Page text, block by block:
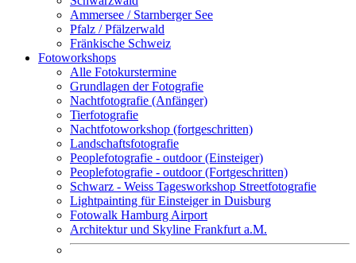
Ammersee / Starnberger See
Pfalz / Pfälzerwald
Fränkische Schweiz
Fotoworkshops
Alle Fotokurstermine
Grundlagen der Fotografie
Nachtfotografie (Anfänger)
Tierfotografie
Nachtfotoworkshop (fortgeschritten)
Landschaftsfotografie
Peoplefotografie - outdoor (Einsteiger)
Peoplefotografie - outdoor (Fortgeschritten)
Schwarz - Weiss Tagesworkshop Streetfotografie
Lightpainting für Einsteiger in Duisburg
Fotowalk Hamburg Airport
Architektur und Skyline Frankfurt a.M.